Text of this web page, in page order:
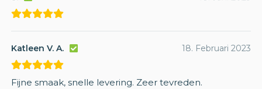
Katleen V. A. 18. Februari 2023
Fijne smaak, snelle levering. Zeer tevreden.